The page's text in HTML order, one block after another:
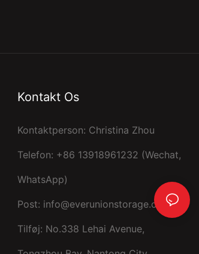
Kontakt Os
Kontaktperson: Christina Zhou
Telefon: +86 13918961232 (Wechat,
WhatsApp)
Post: info@everunionstorage.com
Tilføj: No.338 Lehai Avenue,